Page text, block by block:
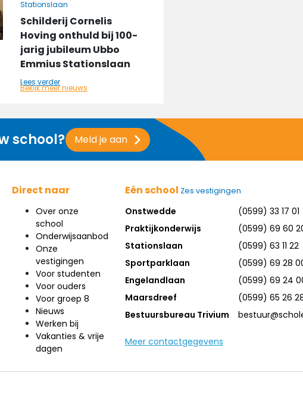
Stationslaan
Schilderij Cornelis
Hoving onthuld bij 100-
jarig jubileum Ubbo
Emmius Stationslaan
Lees verder
Bekijk meer nieuws
school? Meld je aan
Direct naar
Over onze
school
Onderwijsaanbod
Onze
vestigingen
Voor studenten
Voor ouders
Voor groep 8
Nieuws
Werken bij
Vakanties & vrije
dagen
Eén school Zes vestigingen
Onstwedde
(0599) 33 17 01
Praktijkonderwijs
(0599) 69 60
Stationslaan
(0599) 63 11 22
Sportparklaan
(0599) 69 28
Engelandlaan
(0599) 69 24
Maarsdreef
(0599) 65 26
Bestuursbureau Trivium
Meer contactgegevens